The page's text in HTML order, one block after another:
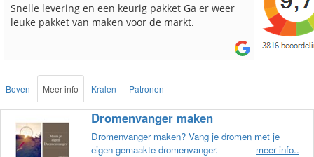
er weer
Reeds meerdere keren breigaren en breinaalden
besteld, altijd heel tevreden over de service.
Boven Meer info Kralen Patronen
Dromenvanger maken
Dromenvanger maken? Vang je dromen met je
eigen gemaakte dromenvanger.
meer info..